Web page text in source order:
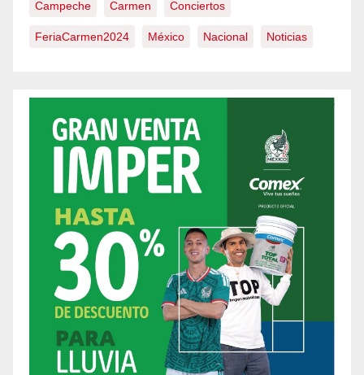
Campeche Carmen Conciertos
FeriaCarmen2024 México Nacional Noticias